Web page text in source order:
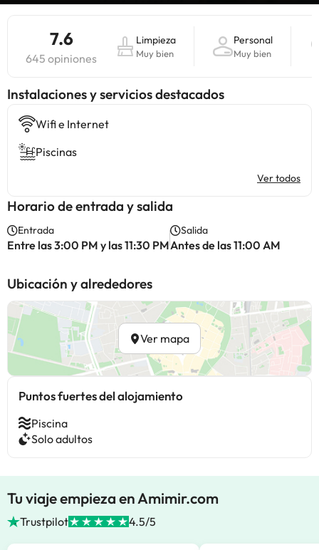
7.6
645 opiniones
Limpieza
Muy bien
Personal
Muy bien
Instalaciones y servicios destacados
Wifi e Internet
Piscinas
Ver todos
Horario de entrada y salida
Entrada
Entre las 3:00 PM y las 11:30 PM
Salida
Antes de las 11:00 AM
Ubicación y alrededores
Ver mapa
Puntos fuertes del alojamiento
Piscina
Solo adultos
Tu viaje empieza en Amimir.com
Trustpilot 4.5/5